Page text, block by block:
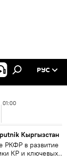
РУС
01:00
Кыргызстан
РКФР в развитие
КР и ключевых